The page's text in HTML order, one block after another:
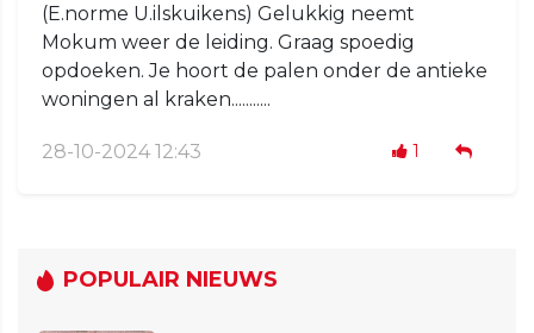
(E.norme U.ilskuikens) Gelukkig neemt
Mokum weer de leiding. Graag spoedig
opdoeken. Je hoort de palen onder de antieke
woningen al kraken...........
28-10-2024 12:43 1
POPULAIR NIEUWS